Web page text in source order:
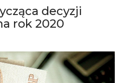
decyzji
rok 2020